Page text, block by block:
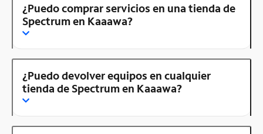
¿Puedo comprar servicios en una tienda de
Spectrum en Kaaawa?
¿Puedo devolver equipos en cualquier
tienda de Spectrum en Kaaawa?